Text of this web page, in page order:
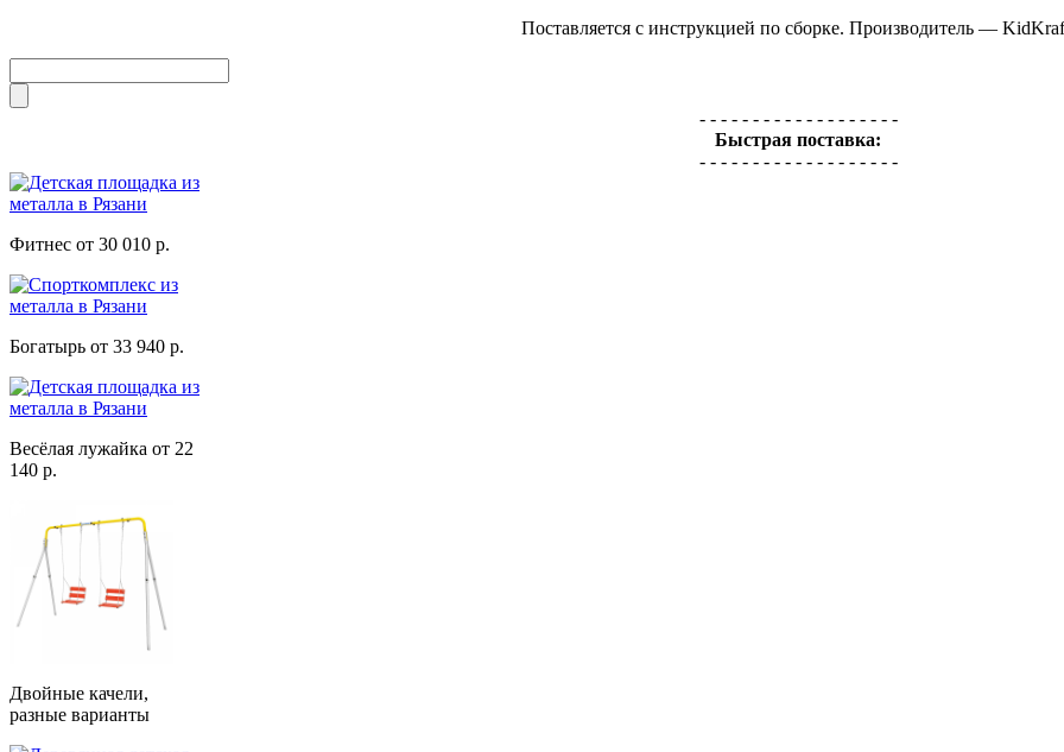
Поставляется с инструкцией по сборке. Производитель —
- - - - - - - - - - - - - - - - - - -
Быстрая поставка:
- - - - - - - - - - - - - - - - - - -
Фитнес от 30 010 р.
Богатырь от 33 940 р.
Весёлая лужайка от 22
140 р.
Двойные качели,
разные варианты